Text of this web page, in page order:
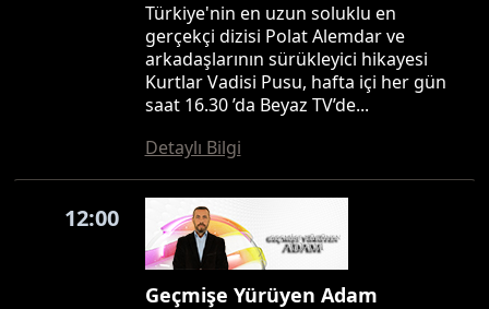
Türkiye'nin en uzun soluklu en
gerçekçi dizisi Polat Alemdar ve
arkadaşlarının sürükleyici hikayesi
Kurtlar Vadisi Pusu, hafta içi her gün
saat 16.30 ’da Beyaz TV’de...
Detaylı Bilgi
12:00
Geçmişe Yürüyen Adam